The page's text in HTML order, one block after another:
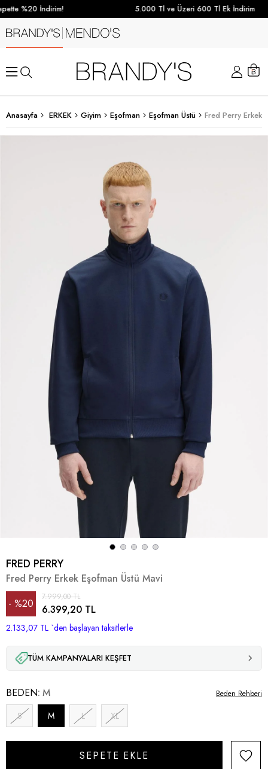
%20 İndirim! 5.000 Tl ve Üzeri 600 Tl Ek İndirim
Anasayfa ERKEK Giyim Eşofman Eşofman Üstü Fred Perry Erkek
FRED PERRY
Fred Perry Erkek Eşofman Üstü Mavi
%20
İndirim
7.999,00 TL
6.399,20 TL
2.133,07 TL `den başlayan taksitlerle
TÜM KAMPANYALARI KEŞFET
BEDEN M
S M L XL
Beden Rehberi